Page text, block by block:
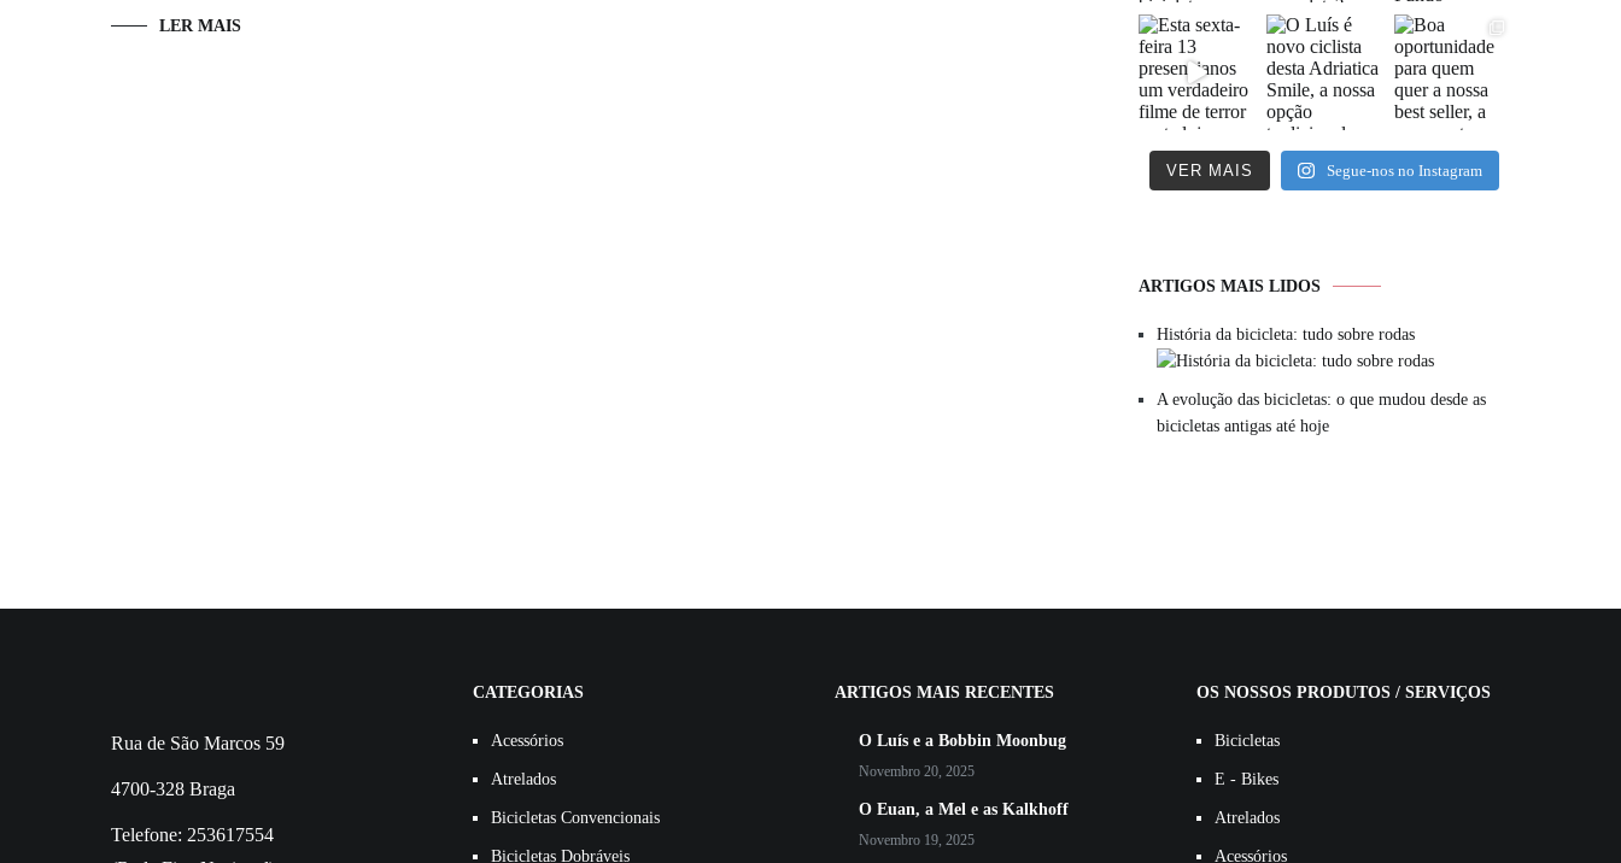
LER MAIS
VER MAIS Segue-nos no Instagram
ARTIGOS MAIS LIDOS
História da bicicleta: tudo sobre rodas
A evolução das bicicletas: o que mudou desde as
bicicletas antigas até hoje
Rua de São Marcos 59
4700-328 Braga
Telefone: 253617554
CATEGORIAS
Acessórios
Atrelados
Bicicletas Convencionais
Bicicletas Dobráveis
ARTIGOS MAIS RECENTES
O Luís e a Bobbin Moonbug
Novembro 20, 2025
O Euan, a Mel e as Kalkhoff
Novembro 19, 2025
OS NOSSOS PRODUTOS / SERVIÇOS
Bicicletas
E - Bikes
Atrelados
Acessórios